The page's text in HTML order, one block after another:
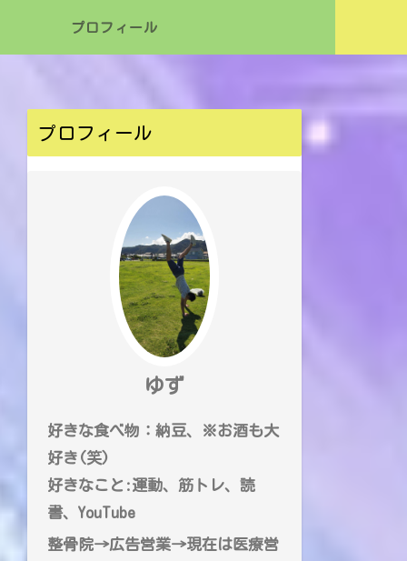
プロフィール
プロフィール
ゆず
好きな食べ物：納豆、※お酒も大
好き(笑)
好きなこと:運動、筋トレ、読
書、YouTube
整骨院→広告営業→現在は医療営